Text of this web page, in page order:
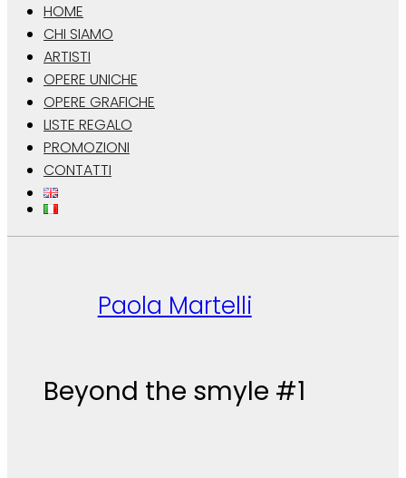
HOME
CHI SIAMO
ARTISTI
OPERE UNICHE
OPERE GRAFICHE
LISTE REGALO
PROMOZIONI
CONTATTI
Paola Martelli
Beyond the smyle #1